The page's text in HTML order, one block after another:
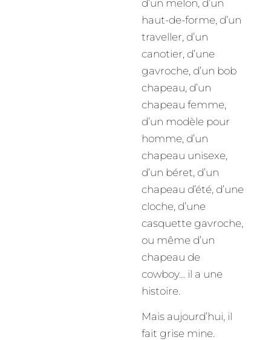
d’un melon, d’un
haut-de-forme, d’un
traveller, d’un
canotier, d’une
gavroche, d’un bob
chapeau, d’un
chapeau femme,
d’un modèle pour
homme, d’un
chapeau unisexe,
d’un béret, d’un
chapeau d’été, d’une
cloche, d’une
casquette gavroche,
ou même d’un
chapeau de
cowboy… il a une
histoire.
Mais aujourd’hui, il
fait grise mine.